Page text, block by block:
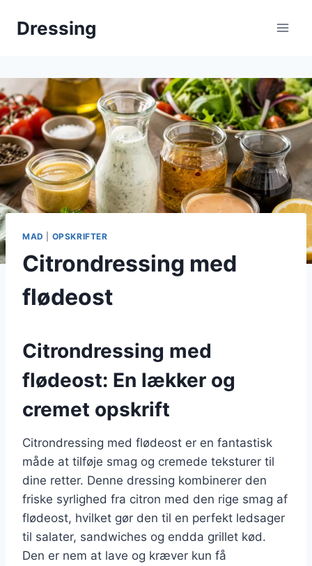
Dressing
MAD OPSKRIFTER
Citrondressing med
flødeost
Citrondressing med
flødeost: En lækker og
cremet opskrift
Citrondressing med flødeost er en fantastisk
måde at tilføje smag og cremede teksturer til
dine retter. Denne dressing kombinerer den
friske syrlighed fra citron med den rige smag af
flødeost, hvilket gør den til en perfekt ledsager
til salater, sandwiches og endda grillet kød.
Den er nem at lave og kræver kun få